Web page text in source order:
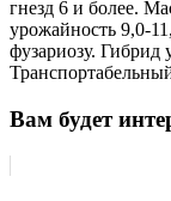
гнезд 6 и более.
урожайность 9,0-
фузариозу. Гибрид
Вам будет